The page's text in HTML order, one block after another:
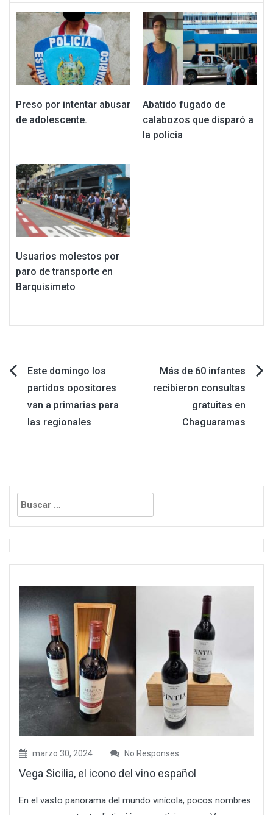
Preso por intentar abusar
de adolescente.
Abatido fugado de
calabozos que disparó a
la policia
Usuarios molestos por
paro de transporte en
Barquisimeto
Navegación
de
entradas
Este domingo los
partidos opositores
van a primarias para
las regionales
Más de 60 infantes
recibieron consultas
gratuitas en
Chaguaramas
Buscar:
marzo 30, 2024 No Responses
Vega Sicilia, el icono del vino español
En el vasto panorama del mundo vinícola, pocos nombres